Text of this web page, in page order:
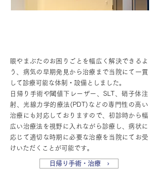
眼やまぶたのお困りごとを幅広く解決できるよ
う、病気の早期発見から治療まで当院にて一貫
して診療可能な体制・設備としました。
日帰り手術や閾値下レーザー、SLT、硝子体注
射、光線力学的療法(PDT)などの専門性の高い
治療にも対応しておりますので、初診時から幅
広い治療法を視野に入れながら診療し、病状に
応じて適切な時期に必要な治療を当院にてお受
けいただくことが可能です。
日帰り手術・治療 ›